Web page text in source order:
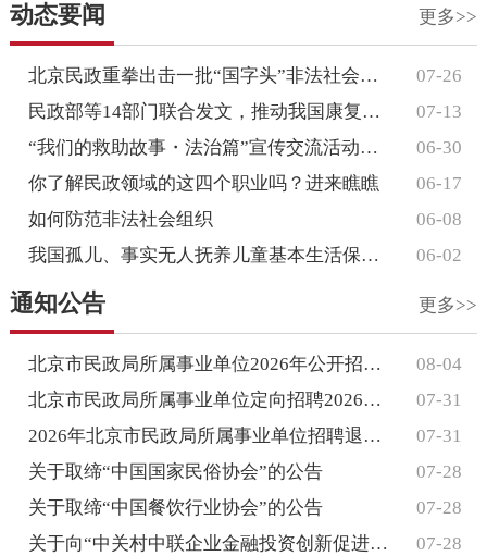
动态要闻 更多>>
北京民政重拳出击一批“国字头”非法社会组织被依法取缔——...
07-26
民政部等14部门联合发文，推动我国康复辅具产业扩能提质
07-13
“我们的救助故事・法治篇”宣传交流活动暨全国社会救助法宣...
06-30
你了解民政领域的这四个职业吗？进来瞧瞧
06-17
如何防范非法社会组织
06-08
我国孤儿、事实无人抚养儿童基本生活保障标准稳步提高
06-02
通知公告 更多>>
北京市民政局所属事业单位2026年公开招聘工作人员公告
08-04
北京市民政局所属事业单位定向招聘2026年合同期满乡村振...
07-31
2026年北京市民政局所属事业单位招聘退役大学生士兵拟聘...
07-31
关于取缔“中国国家民俗协会”的公告
07-28
关于取缔“中国餐饮行业协会”的公告
07-28
关于向“中关村中联企业金融投资创新促进会”送达行政处罚事...
07-28